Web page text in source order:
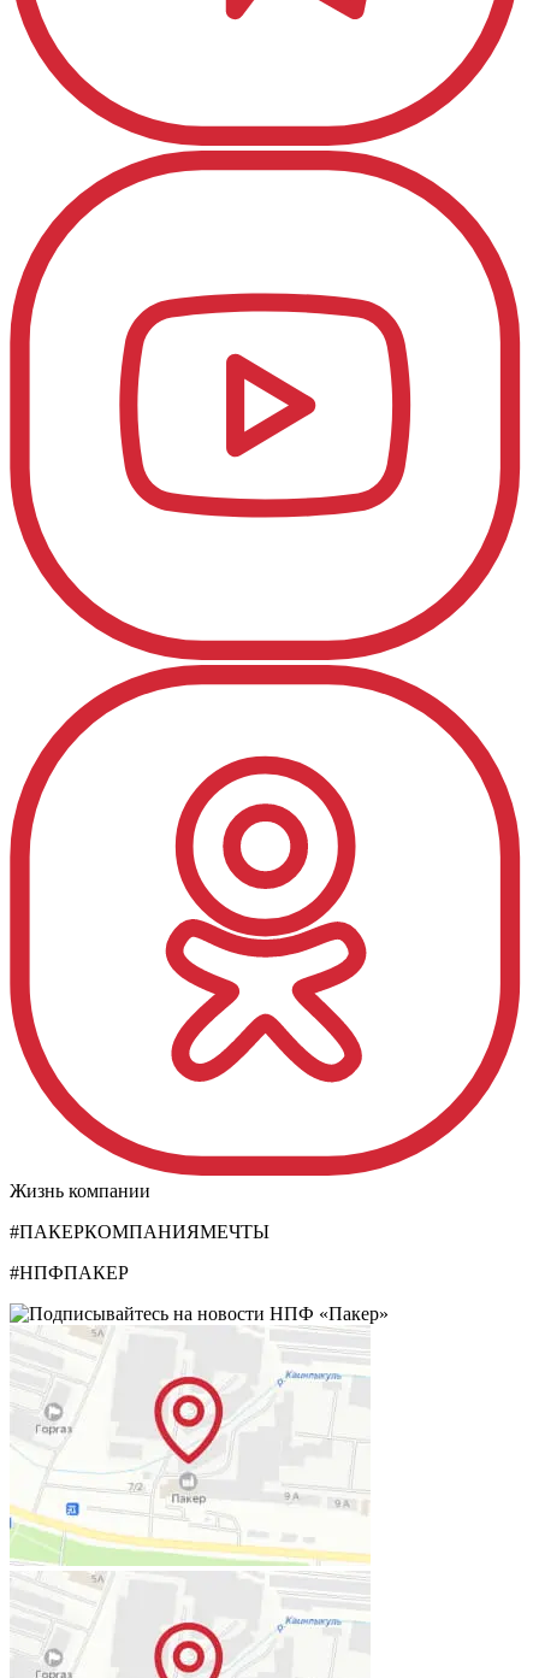
Жизнь компании
#ПАКЕРКОМПАНИЯМЕЧТЫ
#НПФПАКЕР